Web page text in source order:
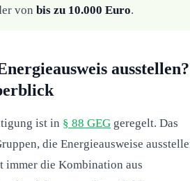
von bis zu 10.000 Euro.
ausstellen?
ist in § 88 GEG geregelt. Das
die Energieausweise
immer die Kombination aus